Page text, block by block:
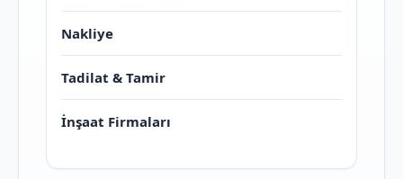
Nakliye
Tadilat & Tamir
İnşaat Firmaları